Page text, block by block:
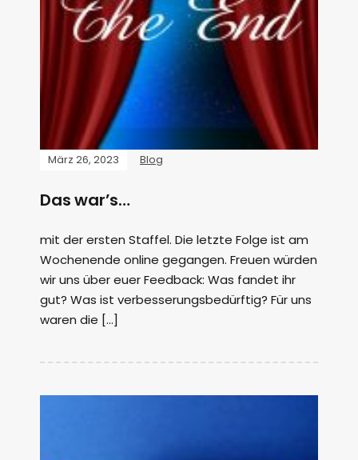
März 26, 2023 Blog
Das war’s…
mit der ersten Staffel. Die letzte Folge ist am
Wochenende online gegangen. Freuen würden
wir uns über euer Feedback: Was fandet ihr
gut? Was ist verbesserungsbedürftig? Für uns
waren die […]